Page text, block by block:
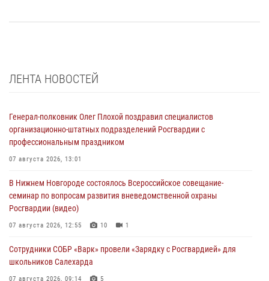
ЛЕНТА НОВОСТЕЙ
Генерал-полковник Олег Плохой поздравил специалистов
организационно-штатных подразделений Росгвардии с
профессиональным праздником
07 августа 2026, 13:01
В Нижнем Новгороде состоялось Всероссийское совещание-
семинар по вопросам развития вневедомственной охраны
Росгвардии (видео)
07 августа 2026, 12:55 10 1
Сотрудники СОБР «Варк» провели «Зарядку с Росгвардией» для
школьников Салехарда
07 августа 2026, 09:14 5